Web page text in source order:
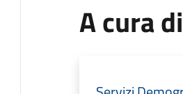
A cura di